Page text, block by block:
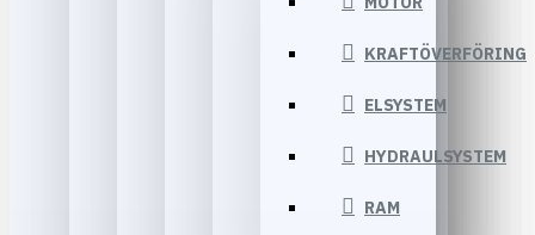
KRAFTÖVERFÖRING
ELSYSTEM
HYDRAULSYSTEM
RAM